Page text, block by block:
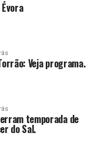
Veja programa.
temporada de
do Sal.